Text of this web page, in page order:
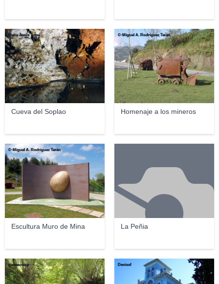
Cueva del Soplao
María Jesús Tomé
Homenaje a los mineros
©-Miguel A. Rodríguez Terán
Escultura Muro de Mina
©-Miguel A. Rodríguez Terán
La Peñia
gaminoiccp Denissf